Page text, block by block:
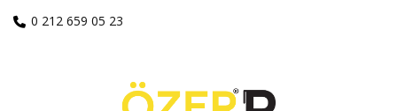
0 212 659 05 23